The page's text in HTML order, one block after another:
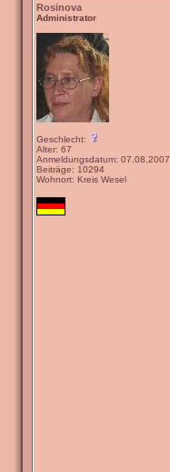
Rosinova
Administrator
Geschlecht:
Alter: 67
Anmeldungsdatum: 07.08.2007
Beiträge: 10294
Wohnort: Kreis Wesel